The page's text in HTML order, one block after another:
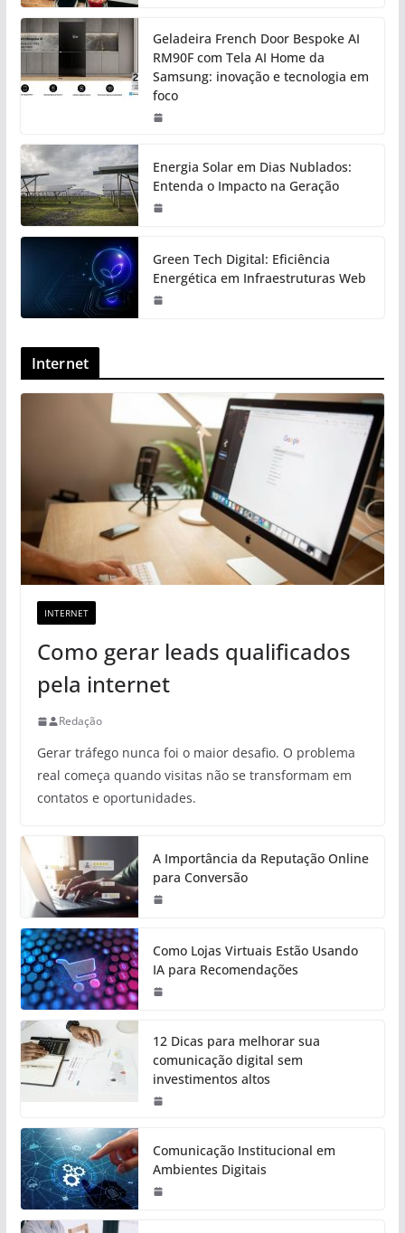
Geladeira French Door Bespoke AI
RM90F com Tela AI Home da
Samsung: inovação e tecnologia em
foco
Energia Solar em Dias Nublados:
Entenda o Impacto na Geração
Green Tech Digital: Eficiência
Energética em Infraestruturas Web
Internet
INTERNET
Como gerar leads qualificados
pela internet
Redação
Gerar tráfego nunca foi o maior desafio. O problema
real começa quando visitas não se transformam em
contatos e oportunidades.
A Importância da Reputação Online
para Conversão
Como Lojas Virtuais Estão Usando
IA para Recomendações
12 Dicas para melhorar sua
comunicação digital sem
investimentos altos
Comunicação Institucional em
Ambientes Digitais